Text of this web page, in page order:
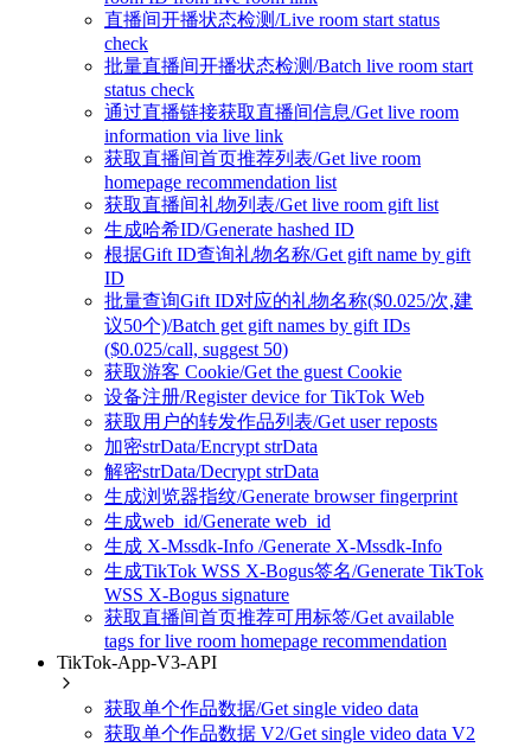
直播间开播状态检测/Live room start status
check
批量直播间开播状态检测/Batch live room start
status check
通过直播链接获取直播间信息/Get live room
information via live link
获取直播间首页推荐列表/Get live room
homepage recommendation list
获取直播间礼物列表/Get live room gift list
生成哈希ID/Generate hashed ID
根据Gift ID查询礼物名称/Get gift name by gift
ID
批量查询Gift ID对应的礼物名称($0.025/次,建
议50个)/Batch get gift names by gift IDs
($0.025/call, suggest 50)
获取游客 Cookie/Get the guest Cookie
设备注册/Register device for TikTok Web
获取用户的转发作品列表/Get user reposts
加密strData/Encrypt strData
解密strData/Decrypt strData
生成浏览器指纹/Generate browser fingerprint
生成web_id/Generate web_id
生成 X-Mssdk-Info /Generate X-Mssdk-Info
生成TikTok WSS X-Bogus签名/Generate TikTok
WSS X-Bogus signature
获取直播间首页推荐可用标签/Get available
tags for live room homepage recommendation
TikTok-App-V3-API
获取单个作品数据/Get single video data
获取单个作品数据 V2/Get single video data V2